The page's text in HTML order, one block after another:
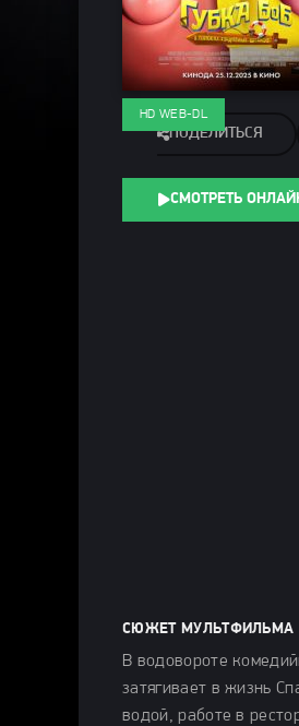
HD WEB-DL
ПОДЕЛИТЬСЯ
СМОТРЕТЬ
СЮЖЕТ МУЛЬТФИЛЬМА
В водовороте
затягивает в жизнь
водой, работе в